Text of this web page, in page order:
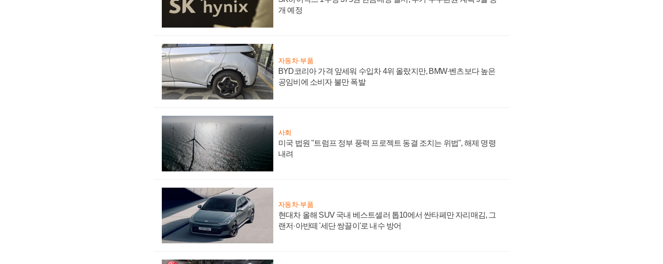
개 예정
자동차·부품
BYD코리아 가격 앞세워 수입차 4위 올랐지만, BMW·벤츠보다 높은
공임비에 소비자 불만 폭발
사회
미국 법원 "트럼프 정부 풍력 프로젝트 동결 조치는 위법", 해제 명령
내려
자동차·부품
현대차 올해 SUV 국내 베스트셀러 톱10에서 싼타페만 자리매김, 그
랜저·아반떼 '세단 쌍끌이'로 내수 방어